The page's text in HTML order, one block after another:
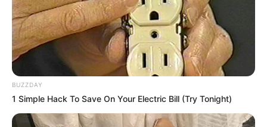
BUZZDAY
1 Simple Hack To Save On Your Electric Bill (Try Tonight)